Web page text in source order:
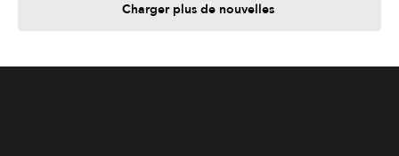
Charger plus de nouvelles